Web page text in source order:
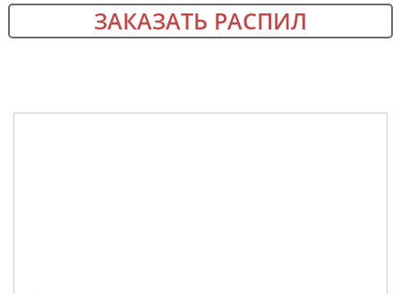
ЗАКАЗАТЬ РАСПИЛ